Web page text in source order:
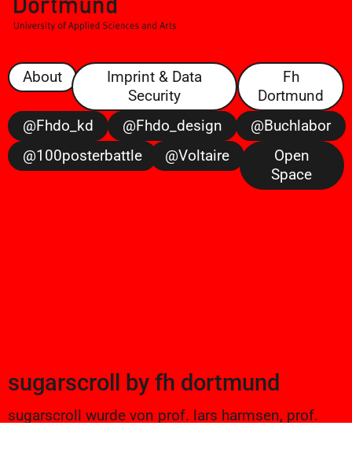
About
Imprint & Data
Security
Fh
Dortmund
@fhdo_kd
@fhdo_design
@buchlabor
@100posterbattle
@voltaire
Open
Space
sugarscroll by fh dortmund
sugarscroll wurde von prof. lars harmsen, prof.